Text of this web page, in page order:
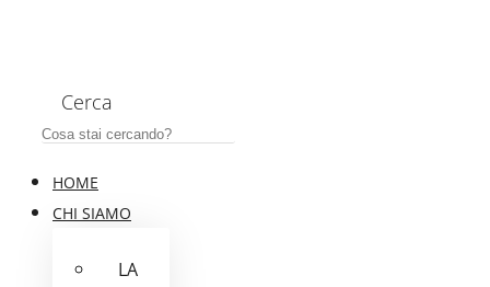
Cerca
HOME
CHI SIAMO
LA